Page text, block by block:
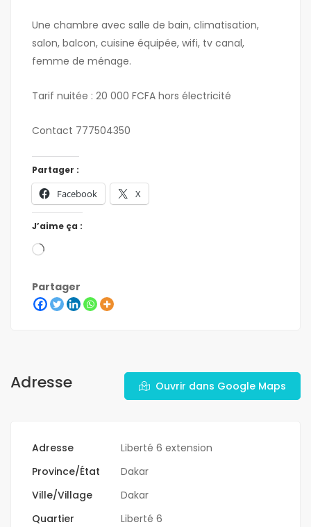
Une chambre avec salle de bain, climatisation,
salon, balcon, cuisine équipée, wifi, tv canal,
femme de ménage.
Tarif nuitée : 20 000 FCFA hors électricité
Contact 777504350
Partager :
Facebook X
J’aime ça :
Partager
Adresse Ouvrir dans Google Maps
Adresse
Liberté 6 extension
Province/État
Dakar
Ville/Village
Dakar
Quartier
Liberté 6